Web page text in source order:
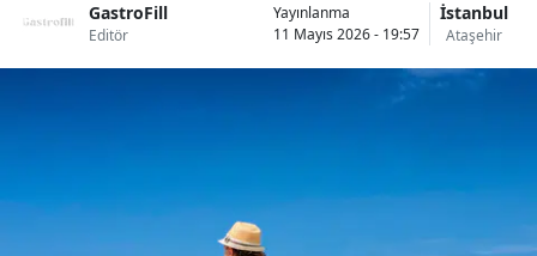
GastroFill
Editör
Yayınlanma
11 Mayıs 2026 - 19:57
İstanbul
Ataşehir